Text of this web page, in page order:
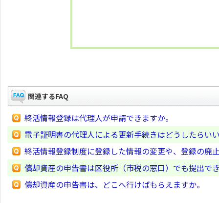
関連するFAQ
終活情報登録は代理人が申請できますか。
電子証明書の代理人による更新手続きはどうしたらい
終活情報登録制度に登録した情報の変更や、登録の廃
償却資産の申告書は区役所（市税の窓口）でも提出で
償却資産の申告書は、どこへ行けばもらえますか。